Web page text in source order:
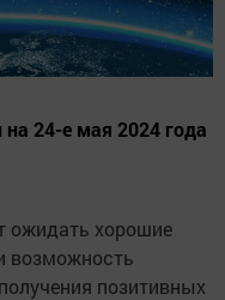
на 24-е мая 2024 года
ожидать хорошие
возможность
позитивных